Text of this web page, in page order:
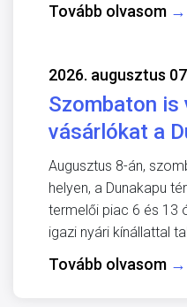
Tovább olvasom →
2026. augusztus
Szombaton is
vásárlókat a
Augusztus 8-án,
helyen, a Dunakapu
termelői piac 6 és 13
igazi nyári kínállattal
Tovább olvasom →